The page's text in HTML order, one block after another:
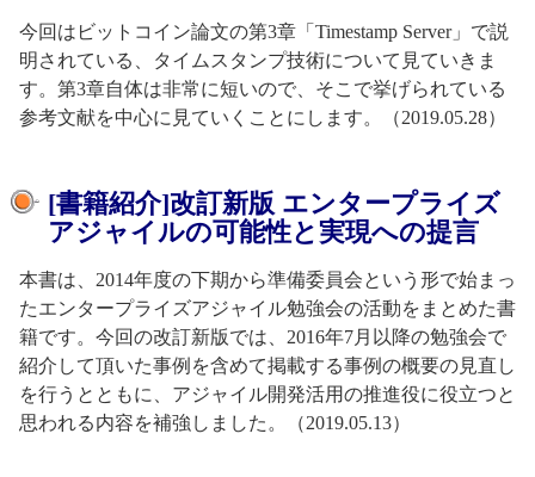
今回はビットコイン論文の第3章「Timestamp Server」で説
明されている、タイムスタンプ技術について見ていきま
す。第3章自体は非常に短いので、そこで挙げられている
参考文献を中心に見ていくことにします。（2019.05.28）
[書籍紹介]改訂新版 エンタープライズ
アジャイルの可能性と実現への提言
本書は、2014年度の下期から準備委員会という形で始まっ
たエンタープライズアジャイル勉強会の活動をまとめた書
籍です。今回の改訂新版では、2016年7月以降の勉強会で
紹介して頂いた事例を含めて掲載する事例の概要の見直し
を行うとともに、アジャイル開発活用の推進役に役立つと
思われる内容を補強しました。（2019.05.13）